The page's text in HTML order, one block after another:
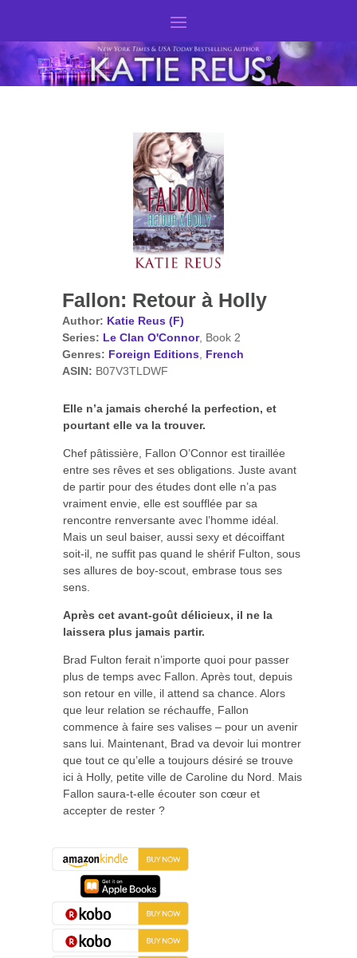
Fallon: Retour à Holly
Author: Katie Reus (F)
Series: Le Clan O'Connor, Book 2
Genres: Foreign Editions, French
ASIN: B07V3TLDWF
Elle n’a jamais cherché la perfection, et
pourtant elle va la trouver.
Chef pâtissière, Fallon O’Connor est tiraillée
entre ses rêves et ses obligations. Juste avant
de partir pour des études dont elle n’a pas
vraiment envie, elle est soufflée par sa
rencontre renversante avec l’homme idéal.
Mais un seul baiser, aussi sexy et décoiffant
soit-il, ne suffit pas quand le shérif Fulton, sous
ses allures de boy-scout, embrase tous ses
sens.
Après cet avant-goût délicieux, il ne la
laissera plus jamais partir.
Brad Fulton ferait n’importe quoi pour passer
plus de temps avec Fallon. Après tout, depuis
son retour en ville, il attend sa chance. Alors
que leur relation se réchauffe, Fallon
commence à faire ses valises – pour un avenir
sans lui. Maintenant, Brad va devoir lui montrer
que tout ce qu’elle a toujours désiré se trouve
ici à Holly, petite ville de Caroline du Nord. Mais
Fallon saura-t-elle écouter son cœur et
accepter de rester ?